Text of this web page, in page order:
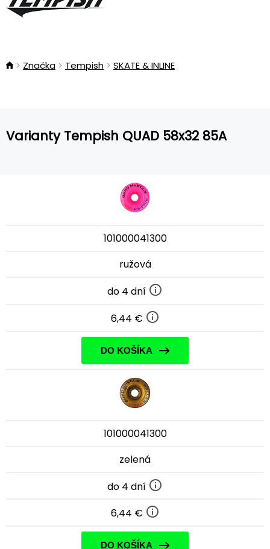
Značka Tempish SKATE & INLINE
Varianty Tempish QUAD 58x32 85A
101000041300
ružová
do 4 dní
6,44 €
DO KOŠÍKA
101000041300
zelená
do 4 dní
6,44 €
DO KOŠÍKA